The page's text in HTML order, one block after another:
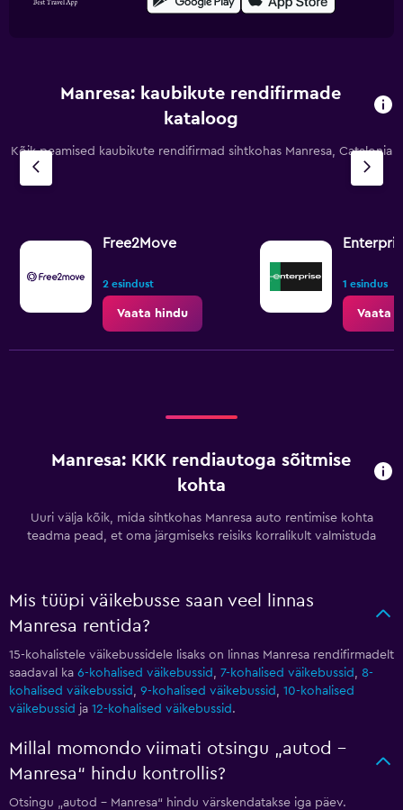
Manresa: kaubikute rendifirmade
kataloog
Kõik peamised kaubikute rendifirmad sihtkohas Manresa, Catalonia
Free2Move
2 esindust
Vaata hindu
1 esindus
Vaata
Manresa: KKK rendiautoga sõitmise
kohta
Uuri välja kõik, mida sihtkohas Manresa auto rentimise kohta
teadma pead, et oma järgmiseks reisiks korralikult valmistuda
Mis tüüpi väikebusse saan veel linnas
Manresa rentida?
15-kohalistele väikebussidele lisaks on linnas Manresa rendifirmadelt
saadaval ka 6-kohalised väikebussid , 7-kohalised väikebussid , 8-
kohalised väikebussid , 9-kohalised väikebussid , 10-kohalised
väikebussid ja 12-kohalised väikebussid .
Millal momondo viimati otsingu „autod –
Manresa“ hindu kontrollis?
Otsingu „autod – Manresa“ hindu värskendatakse iga päev.